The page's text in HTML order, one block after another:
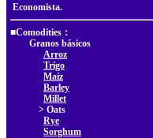
Economista.
■Comodities：
Granos básicos
Arroz
Trigo
Maíz
Barley
Millet
> Oats
Rye
Sorghum